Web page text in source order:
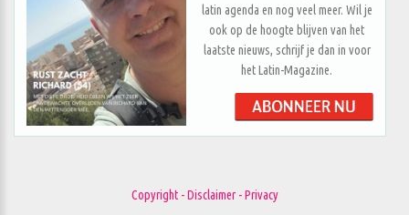
latin agenda en nog veel meer. Wil je
ook op de hoogte blijven van het
laatste nieuws, schrijf je dan in voor
het Latin-Magazine.
Copyright - Disclaimer - Privacy